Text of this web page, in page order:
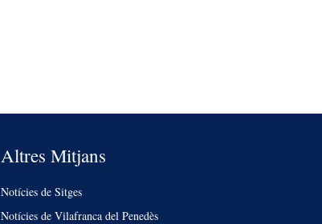
Altres Mitjans
Notícies de Sitges
Notícies de Vilafranca del Penedès